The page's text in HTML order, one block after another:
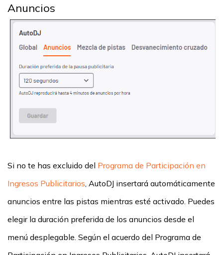
Anuncios
Si no te has excluido del Programa de Participación en
Ingresos Publicitarios , AutoDJ insertará automáticamente
anuncios entre las pistas mientras esté activado. Puedes
elegir la duración preferida de los anuncios desde el
menú desplegable. Según el acuerdo del Programa de